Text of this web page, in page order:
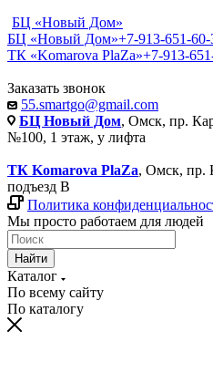
БЦ «Новый Дом»
БЦ «Новый Дом»+7-913-651-60-
ТК «Komarova PlaZa»+7-913-
Заказать звонок
55.smartgo@gmail.com
БЦ Новый Дом, Омск, пр.
№100, 1 этаж, у лифта
ТК Komarova PlaZa, Омск, пр.
подъезд В
Политика
Мы просто работаем для людей
Найти
Каталог
По всему сайту
По каталогу